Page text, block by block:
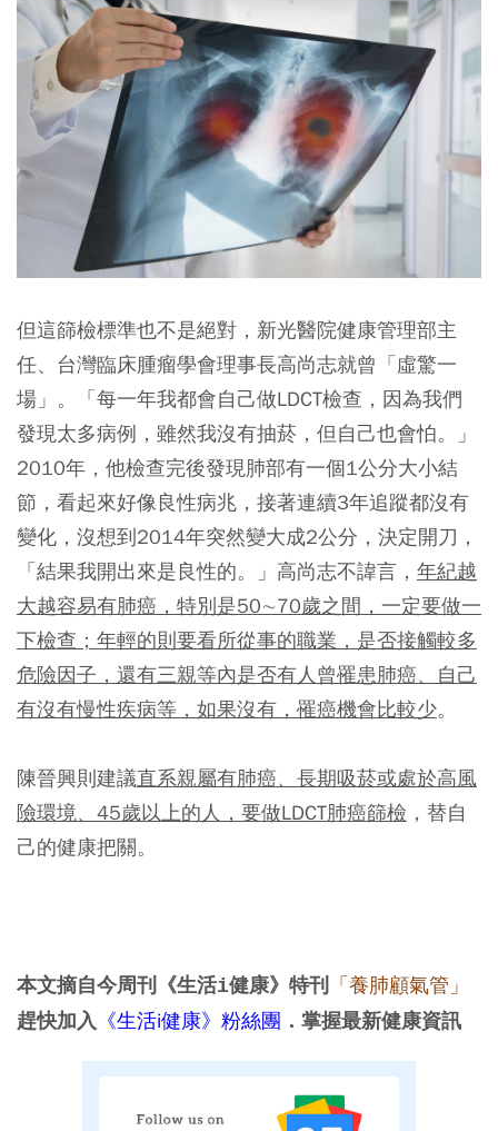
但這篩檢標準也不是絕對，新光醫院健康管理部主
任、台灣臨床腫瘤學會理事長高尚志就曾「虛驚一
場」。「每一年我都會自己做LDCT檢查，因為我們
發現太多病例，雖然我沒有抽菸，但自己也會怕。」
2010年，他檢查完後發現肺部有一個1公分大小結
節，看起來好像良性病兆，接著連續3年追蹤都沒有
變化，沒想到2014年突然變大成2公分，決定開刀，
「結果我開出來是良性的。」高尚志不諱言， 年紀越
大越容易有肺癌，特別是50∼70歲之間，一定要做一
下檢查；年輕的則要看所從事的職業，是否接觸較多
危險因子，還有三親等內是否有人曾罹患肺癌、自己
有沒有慢性疾病等，如果沒有，罹癌機會比較少。
陳晉興則建議直系親屬有肺癌、長期吸菸或處於高風
險環境、45歲以上的人，要做LDCT肺癌篩檢 ，替自
己的健康把關。
本文摘自今周刊《生活i健康》特刊 「養肺顧氣管」
趕快加入 《生活i健康》粉絲團 ．掌握最新健康資訊